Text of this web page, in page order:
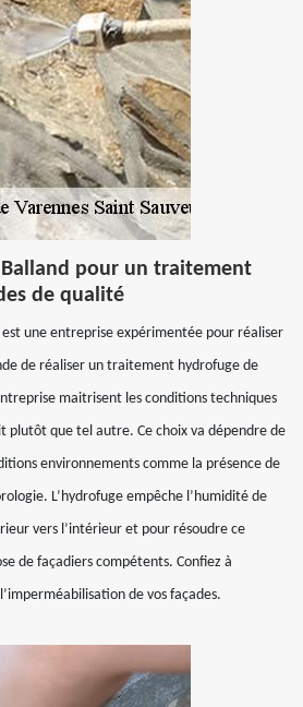
pour un traitement
de qualité
est une entreprise expérimentée pour réaliser
de réaliser un traitement hydrofuge de
maitrisent les conditions techniques
plutôt que tel autre. Ce choix va dépendre de
environnements comme la présence de
L’hydrofuge empêche l’humidité de
vers l’intérieur et pour résoudre ce
de façadiers compétents. Confiez à
de vos façades.